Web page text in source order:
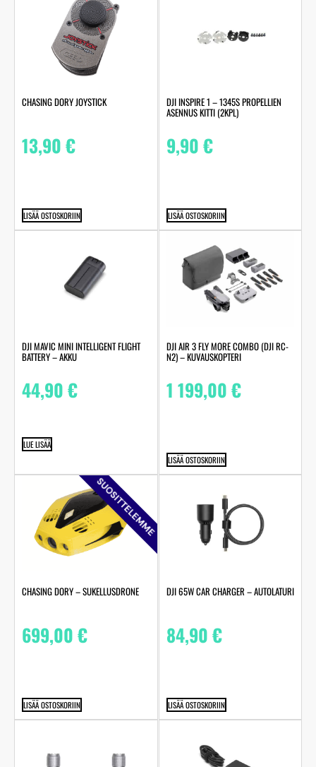
CHASING DORY JOYSTICK
13,90€
LISÄÄ OSTOSKORIIN
DJI INSPIRE 1 – 1345S PROPELLIEN
ASENNUS KITTI (2KPL)
9,90€
LISÄÄ OSTOSKORIIN
DJI MAVIC MINI INTELLIGENT FLIGHT
BATTERY – AKKU
44,90€
LUE LISÄÄ
DJI AIR 3 FLY MORE COMBO (DJI RC-
N2) – KUVAUSKOPTERI
1 199,00€
LISÄÄ OSTOSKORIIN
SUOSITTELEMME
CHASING DORY – SUKELLUSDRONE
699,00€
LISÄÄ OSTOSKORIIN
DJI 65W CAR CHARGER – AUTOLATURI
84,90€
LISÄÄ OSTOSKORIIN